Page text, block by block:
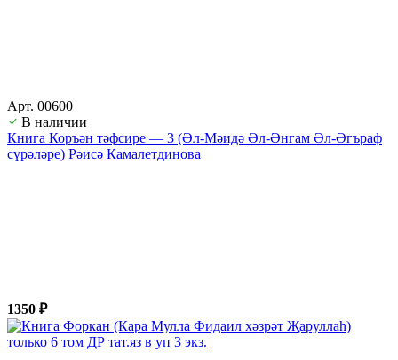
Арт. 00600
В наличии
Книга Коръән тәфсире — 3 (Әл-Мәидә Әл-Әнгам Әл-Әгъраф
сүрәләре) Рәисә Камалетдинова
1350 ₽